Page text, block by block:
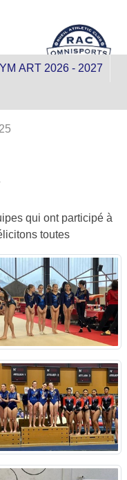
ART 2026 - 2027
qui ont participé à
toutes